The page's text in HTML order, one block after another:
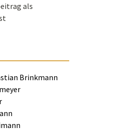
als
Brinkmann